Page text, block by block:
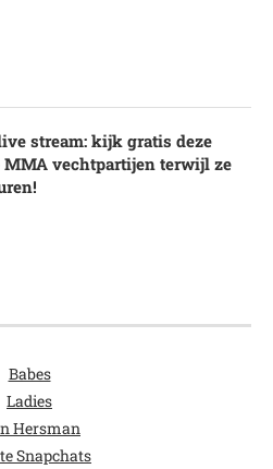
stream: kijk gratis deze
MMA vechtpartijen terwijl ze
Babes
Ladies
Hersman
Snapchats